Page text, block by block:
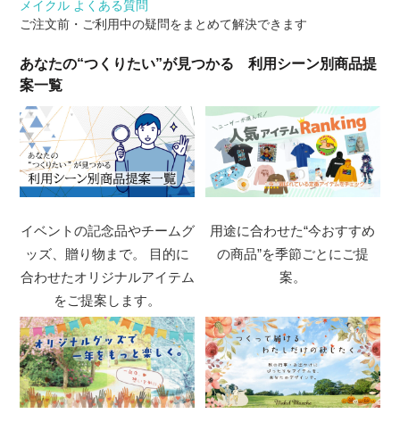
メイクル よくある質問
ご注文前・ご利用中の疑問をまとめて解決できます
あなたの“つくりたい”が見つかる 利用シーン別商品提
案一覧
イベントの記念品やチームグ
ッズ、贈り物まで。 目的に
合わせたオリジナルアイテム
をご提案します。
用途に合わせた“今おすすめ
の商品”を季節ごとにご提
案。